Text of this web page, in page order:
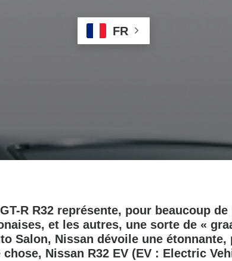
FR
R R32 représente, pour beaucoup
et les autres, une sorte de «
Salon, Nissan dévoile une étonnante,
Nissan R32 EV (EV : Electric